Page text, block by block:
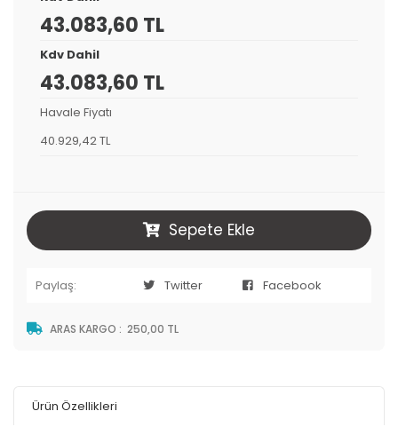
43.083,60 TL
Kdv Dahil
43.083,60 TL
Havale Fiyatı
40.929,42 TL
Sepete Ekle
Paylaş: Twitter Facebook
ARAS KARGO : 250,00 TL
Ürün Özellikleri